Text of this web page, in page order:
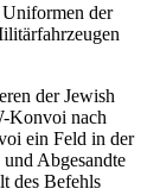
der
der Jewish
Konvoi nach
ein Feld in der
Abgesandte
des Befehls